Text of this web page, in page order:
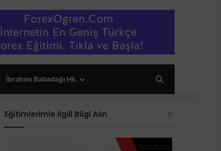
İbrahim Babadağı Hk.
Eğitimlerimle İlgili Bilgi Alın